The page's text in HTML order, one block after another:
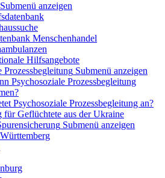
Submenü anzeigen
Menschenhandel
Hilfsangebote
Prozessbegleitung Submenü anzeigen
Psychosoziale Prozessbegleitung
Psychosoziale Prozessbegleitung an?
für Geflüchtete aus der Ukraine
Submenü anzeigen